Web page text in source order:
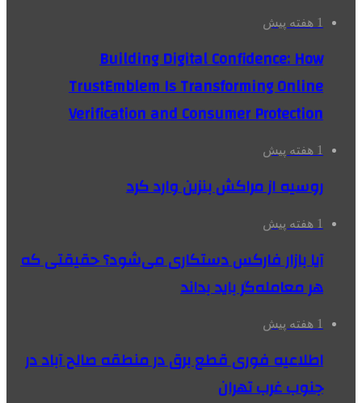
1 هفته پیش
Building Digital Confidence: How
TrustEmblem Is Transforming Online
Verification and Consumer Protection
1 هفته پیش
روسیه از مراکش بنزین وارد کرد
1 هفته پیش
آیا بازار فارکس دستکاری می‌شود؟ حقیقتی که
هر معامله‌گر باید بداند
1 هفته پیش
اطلاعیه فوری قطع برق در منطقه صالح آباد در
جنوب غرب تهران